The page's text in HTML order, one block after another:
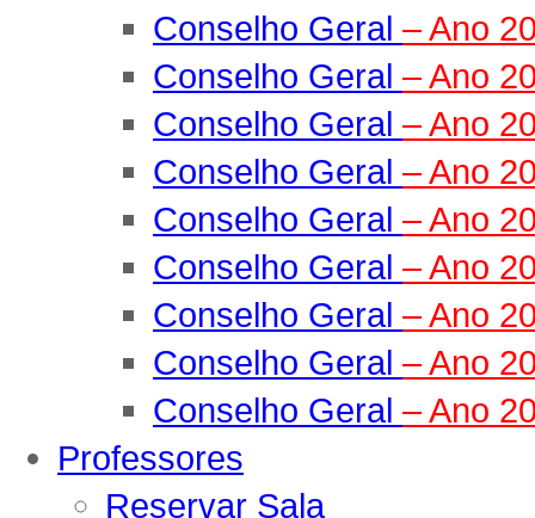
Conselho Geral – Ano
Conselho Geral – Ano
Conselho Geral – Ano
Conselho Geral – Ano
Conselho Geral – Ano
Conselho Geral – Ano
Conselho Geral – Ano
Conselho Geral – Ano
Conselho Geral – Ano
Professores
Reservar Sala